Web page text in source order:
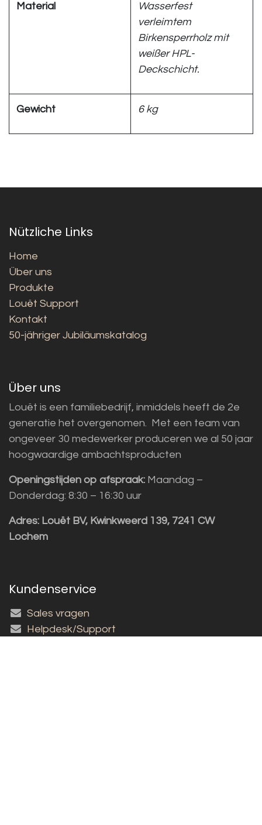
Material
Wasserfest
verleimtem
Birkensperrholz mit
weißer HPL-
Deckschicht.
Gewicht 6 kg
Nützliche Links
Home
Über uns
Produkte
Louët Support
Kontakt
50-jähriger Jubiläumskatalog
Über uns
Louët is een familiebedrijf, inmiddels heeft de 2e
generatie het overgenomen. Met een team van
ongeveer 30 medewerker produceren we al 50 jaar
hoogwaardige ambachtsproducten
Openingstijden op afspraak: Maandag –
Donderdag: 8:30 – 16:30 uur
Adres: Louët BV, Kwinkweerd 139, 7241 CW
Lochem
Kundenservice
Sales vragen
Helpdesk/Support